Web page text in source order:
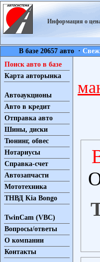
Информация о
В базе 20657 авто ·
Поиск авто в базе
Карта авторынка
Автоаукционы
Авто в кредит
Отправка авто
Шины, диски
Тюнинг, обвес
Нотариусы
Справка-счет
Автозапчасти
Мототехника
ТНВД Kia Bongo
TwinCam (VBC)
Вопросы/ответы
О компании
Контакты